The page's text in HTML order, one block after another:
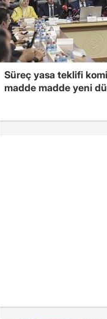
Süreç yasa teklifi
madde madde yeni